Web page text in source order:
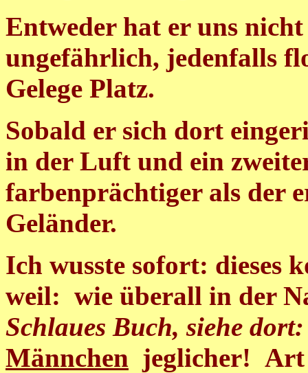
Entweder hat er uns
ungefährlich, jedenfalls
Gelege Platz.
Sobald er sich dort
in der Luft und ein
farbenprächtiger als der
Geländer.
Ich wusste sofort: dieses
weil: wie überall in der
Schlaues Buch, siehe
Männchen jeglicher!